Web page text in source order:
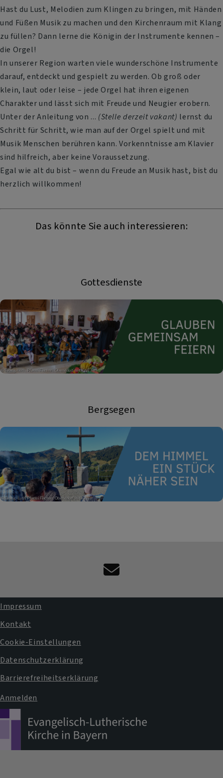
Hast du Lust, Melodien zum Klingen zu bringen, mit Händen
und Füßen Musik zu machen und den Kirchenraum mit Klang
zu füllen? Dann lerne die Königin der Instrumente kennen –
die Orgel!
In unserer Region warten viele wunderschöne Instrumente
darauf, entdeckt und gespielt zu werden. Ob groß oder
klein, laut oder leise – jede Orgel hat ihren eigenen
Charakter und lässt sich mit Freude und Neugier erobern.
Unter der Anleitung von ... (Stelle derzeit vakant) lernst du
Schritt für Schritt, wie man auf der Orgel spielt und mit
Musik Menschen berühren kann. Vorkenntnisse am Klavier
sind hilfreich, aber keine Voraussetzung.
Egal wie alt du bist – wenn du Freude an Musik hast, bist du
herzlich willkommen!
Das könnte Sie auch interessieren:
Gottesdienste
Bergsegen
Kontaktformular
Fußbereichsmenü
Impressum
Kontakt
Cookie-Einstellungen
Datenschutzerklärung
Barrierefreiheitserklärung
Benutzermenü
Anmelden